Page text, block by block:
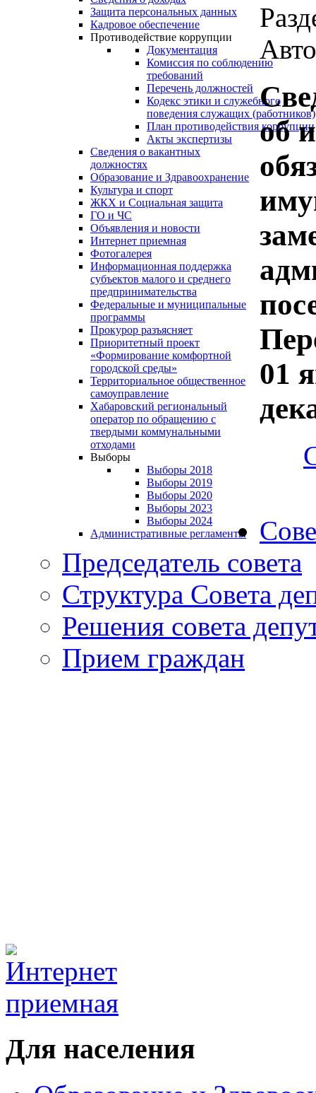
Защита персональных данных
Кадровое обеспечение
Противодействие коррупции
Документация
Комиссия по соблюдению
требований
Перечень должностей
Кодекс этики и служебного
поведения служащих (работников)
План противодействия коррупции
Акты экспертизы
Сведения о вакантных
должностях
Образование и Здравоохранение
Культура и спорт
ЖКХ и Социальная защита
ГО и ЧС
Объявления и новости
Интернет приемная
Фотогалерея
Информационная поддержка
субъектов малого и среднего
предпринимательства
Федеральные и муниципальные
программы
Прокурор разъясняет
Приоритетный проект
«Формирование комфортной
городской среды»
Территориальное общественное
самоуправление
Хабаровский региональный
оператор по обращению с
твердыми коммунальными
отходами
Выборы
Выборы 2018
Выборы 2019
Выборы 2020
Выборы 2023
Выборы 2024
Административные регламенты
об
01
Председатель совета
Структура Совета
Решения совета
Прием граждан
Для населения